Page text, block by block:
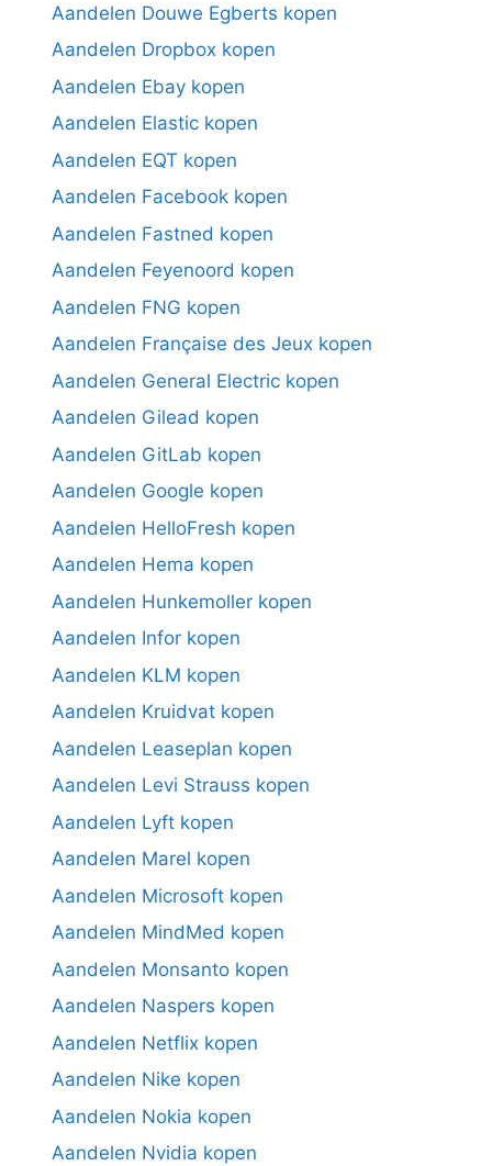
Aandelen Douwe Egberts kopen
Aandelen Dropbox kopen
Aandelen Ebay kopen
Aandelen Elastic kopen
Aandelen EQT kopen
Aandelen Facebook kopen
Aandelen Fastned kopen
Aandelen Feyenoord kopen
Aandelen FNG kopen
Aandelen Française des Jeux kopen
Aandelen General Electric kopen
Aandelen Gilead kopen
Aandelen GitLab kopen
Aandelen Google kopen
Aandelen HelloFresh kopen
Aandelen Hema kopen
Aandelen Hunkemoller kopen
Aandelen Infor kopen
Aandelen KLM kopen
Aandelen Kruidvat kopen
Aandelen Leaseplan kopen
Aandelen Levi Strauss kopen
Aandelen Lyft kopen
Aandelen Marel kopen
Aandelen Microsoft kopen
Aandelen MindMed kopen
Aandelen Monsanto kopen
Aandelen Naspers kopen
Aandelen Netflix kopen
Aandelen Nike kopen
Aandelen Nokia kopen
Aandelen Nvidia kopen